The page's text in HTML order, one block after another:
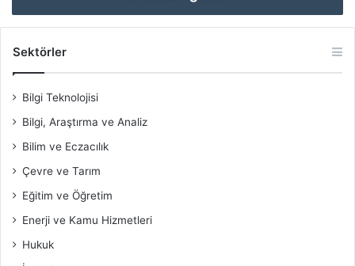
Sektörler
Bilgi Teknolojisi
Bilgi, Araştırma ve Analiz
Bilim ve Eczacılık
Çevre ve Tarım
Eğitim ve Öğretim
Enerji ve Kamu Hizmetleri
Hukuk